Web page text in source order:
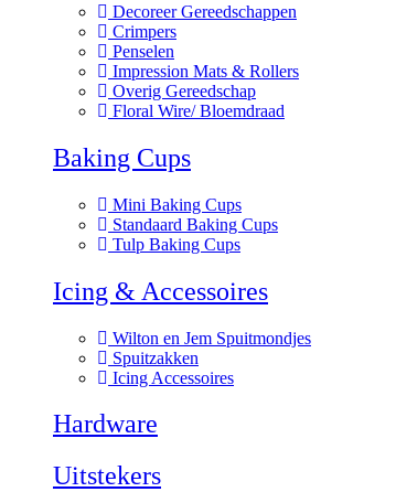
Decoreer Gereedschappen
Crimpers
Penselen
Impression Mats & Rollers
Overig Gereedschap
Floral Wire/ Bloemdraad
Baking Cups
Mini Baking Cups
Standaard Baking Cups
Tulp Baking Cups
Icing & Accessoires
Wilton en Jem Spuitmondjes
Spuitzakken
Icing Accessoires
Hardware
Uitstekers